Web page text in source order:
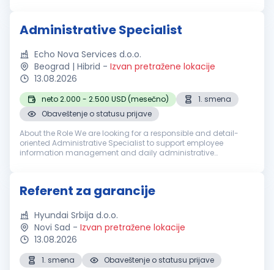
Administrative Specialist
Echo Nova Services d.o.o.
Beograd | Hibrid - Izvan pretražene lokacije
13.08.2026
neto 2.000 - 2.500 USD (mesečno)
1. smena
Obaveštenje o statusu prijave
About the Role We are looking for a responsible and detail-
oriented Administrative Specialist to support employee
information management and daily administrative
Referent za garancije
Hyundai Srbija d.o.o.
Novi Sad - Izvan pretražene lokacije
13.08.2026
1. smena
Obaveštenje o statusu prijave